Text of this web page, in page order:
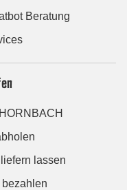
Beratung
lassen